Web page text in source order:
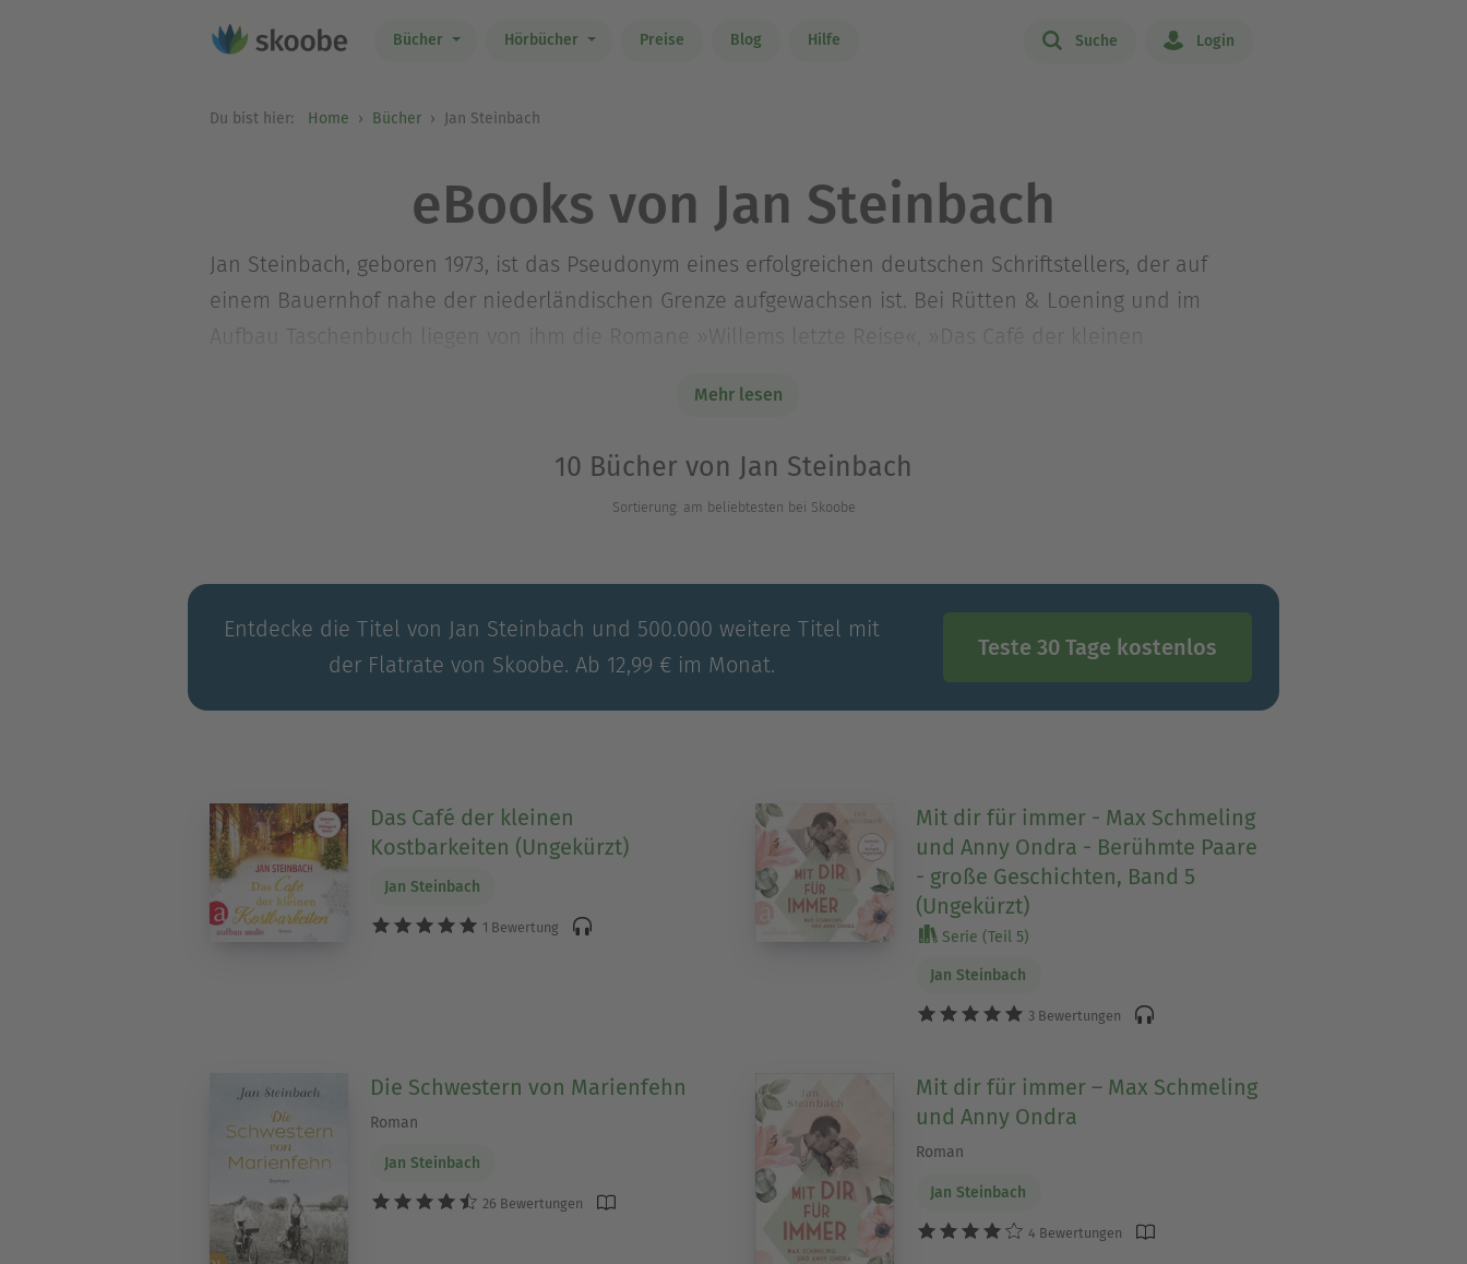
Bücher Hörbücher Preise Blog Hilfe Suche Login
Du bist hier: Home Bücher Jan Steinbach
eBooks von Jan Steinbach
Jan Steinbach, geboren 1973, ist das Pseudonym eines erfolgreichen deutschen Schriftstellers, der auf
einem Bauernhof nahe der niederländischen Grenze aufgewachsen ist. Bei Rütten & Loening und im
Aufbau Taschenbuch liegen von ihm die Romane »Willems letzte Reise«, »Das Café der kleinen
Mehr lesen
10 Bücher von Jan Steinbach
Sortierung: am beliebtesten bei Skoobe
Entdecke die Titel von Jan Steinbach und 500.000 weitere Titel mit
der Flatrate von Skoobe. Ab 12,99 € im Monat.
Teste 30 Tage kostenlos
Das Café der kleinen
Kostbarkeiten (Ungekürzt)
Jan Steinbach
1 Bewertung
Mit dir für immer - Max Schmeling
und Anny Ondra - Berühmte Paare
- große Geschichten, Band 5
(Ungekürzt)
Serie (Teil 5)
Jan Steinbach
3 Bewertungen
Die Schwestern von Marienfehn
Roman
Jan Steinbach
26 Bewertungen
Mit dir für immer – Max Schmeling
und Anny Ondra
Roman
Jan Steinbach
4 Bewertungen